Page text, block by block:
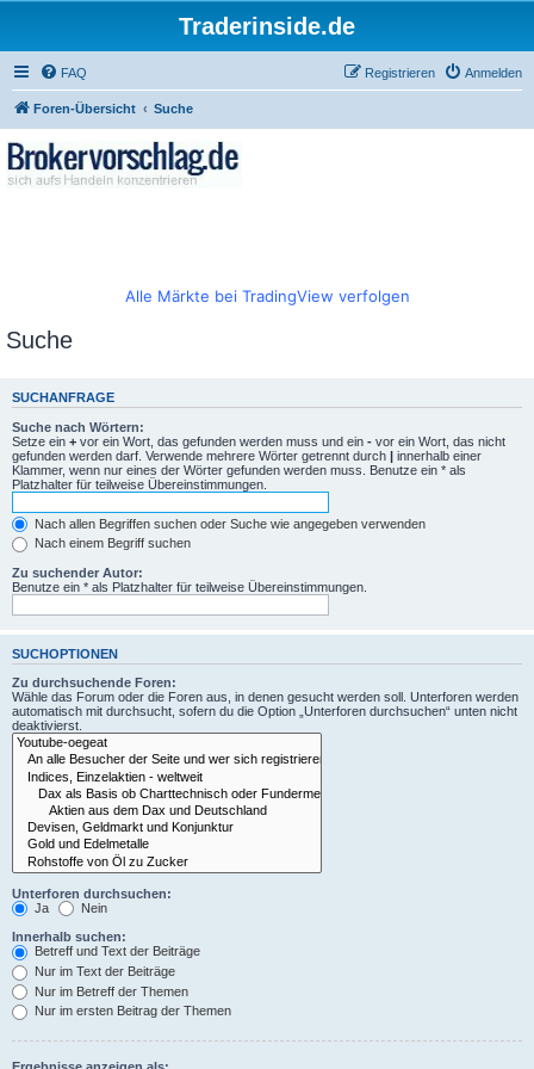
Traderinside.de
FAQ Anmelden
Registrieren
Foren-Übersicht Suche
Alle Märkte bei TradingView verfolgen
Suche
SUCHANFRAGE
Suche nach Wörtern:
Setze ein + vor ein Wort, das gefunden werden muss und ein - vor ein Wort, das nicht
gefunden werden darf. Verwende mehrere Wörter getrennt durch | innerhalb einer
Klammer, wenn nur eines der Wörter gefunden werden muss. Benutze ein * als
Platzhalter für teilweise Übereinstimmungen.
Nach allen Begriffen suchen oder Suche wie angegeben verwenden
Nach einem Begriff suchen
Zu suchender Autor:
Benutze ein * als Platzhalter für teilweise Übereinstimmungen.
SUCHOPTIONEN
Zu durchsuchende Foren:
Wähle das Forum oder die Foren aus, in denen gesucht werden soll. Unterforen werden
automatisch mit durchsucht, sofern du die Option „Unterforen durchsuchen“ unten nicht
deaktivierst.
Unterforen durchsuchen:
Ja
Nein
Innerhalb suchen:
Betreff und Text der Beiträge
Nur im Text der Beiträge
Nur im Betreff der Themen
Nur im ersten Beitrag der Themen